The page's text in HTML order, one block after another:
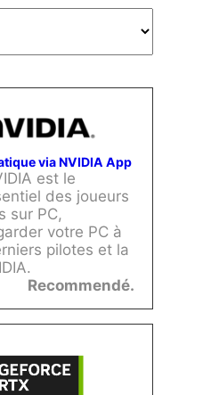
via NVIDIA App
est le
des joueurs
sur PC,
votre PC à
pilotes et la
Recommendé.